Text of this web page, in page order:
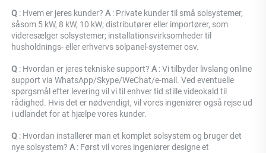
Q : Hvem er jeres kunder? A : Private kunder til små solsystemer,
såsom 5 kW, 8 kW, 10 kW; distributører eller importører, som
videresælger solsystemer; installationsvirksomheder til
husholdnings- eller erhvervs solpanel-systemer osv.
Q : Hvordan er jeres tekniske support? A : Vi tilbyder livslang online
support via WhatsApp/Skype/WeChat/e-mail. Ved eventuelle
spørgsmål efter levering vil vi til enhver tid stille videokald til
rådighed. Hvis det er nødvendigt, vil vores ingeniører også rejse ud
i udlandet for at hjælpe vores kunder.
Q : Hvordan installerer man et komplet solsystem og bruger det
nye solsystem? A : Først vil vores ingeniører designe et